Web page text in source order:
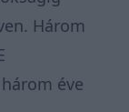
Három
éve